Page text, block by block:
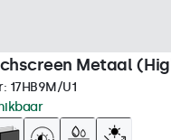
Metaal
17HB9M/U1